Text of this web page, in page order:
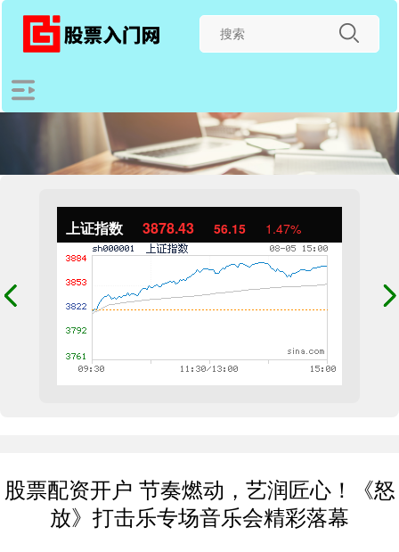
上证指数 3878.43 56.15 1.47%
股票配资开户 节奏燃动，艺润匠心！《怒
放》打击乐专场音乐会精彩落幕